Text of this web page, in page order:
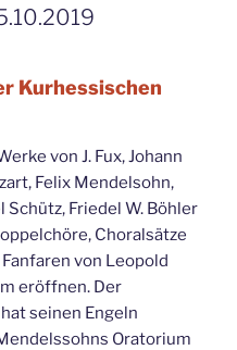
Kurhessischen
von J. Fux, Johann
Felix Mendelsohn,
Friedel W. Böhler
Choralsätze
von Leopold
eröffnen. Der
seinen Engeln
Oratorium